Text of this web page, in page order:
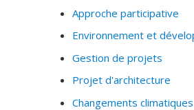
compréhension critique des
Approche participative
Environnement et
Gestion de projets
Projet d'architecture
Changements climatiques